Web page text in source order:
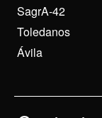
SagrA-42
Toledanos
Ávila